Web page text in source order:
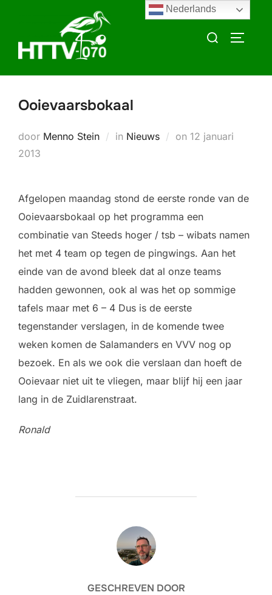
inhoud
Zoek
Ooievaarsbokaal
door Menno Stein in Nieuws on Geplaatst
12 januari
2013
Afgelopen maandag stond de eerste ronde van de
Ooievaarsbokaal op het programma een
combinatie van Steeds hoger / tsb – wibats namen
het met 4 team op tegen de pingwings. Aan het
einde van de avond bleek dat al onze teams
hadden gewonnen, ook al was het op sommige
tafels maar met 6 – 4 Dus is de eerste
tegenstander verslagen, in de komende twee
weken komen de Salamanders en VVV nog op
bezoek. En als we ook die verslaan dan hoeft de
Ooievaar niet uit te vliegen, maar blijf hij een jaar
lang in de Zuidlarenstraat.
Ronald
BERICHTAUTEUR
GESCHREVEN DOOR
Nederlands